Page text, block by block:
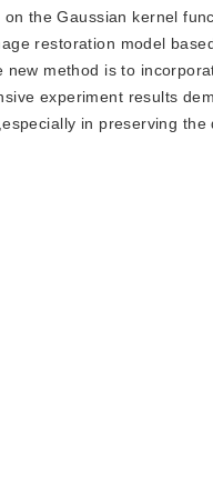
the Gaussian kernel
restoration model
method is to
experiment results
in preserving the